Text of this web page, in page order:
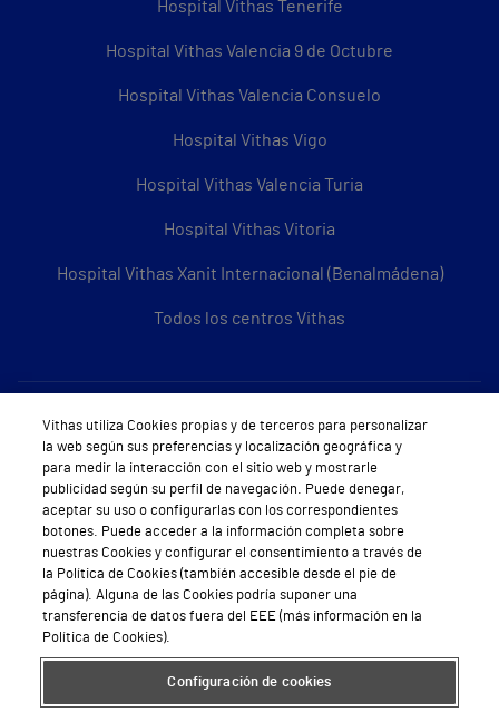
Hospital Vithas Tenerife
Hospital Vithas Valencia 9 de Octubre
Hospital Vithas Valencia Consuelo
Hospital Vithas Vigo
Hospital Vithas Valencia Turia
Hospital Vithas Vitoria
Hospital Vithas Xanit Internacional (Benalmádena)
Todos los centros Vithas
Sobre Vithas
Quiénes somos
Trabajar en Vithas
Teléfono Cita Médica
Teléfono Atención al Cliente
Política de seguridad y salud en el trabajo
Conoce a Supervita
Vithas utiliza Cookies propias y de terceros para personalizar
la web según sus preferencias y localización geográfica y
para medir la interacción con el sitio web y mostrarle
publicidad según su perfil de navegación. Puede denegar,
aceptar su uso o configurarlas con los correspondientes
botones. Puede acceder a la información completa sobre
nuestras Cookies y configurar el consentimiento a través de
la Política de Cookies (también accesible desde el pie de
página). Alguna de las Cookies podría suponer una
transferencia de datos fuera del EEE (más información en la
Política de Cookies).
Configuración de cookies